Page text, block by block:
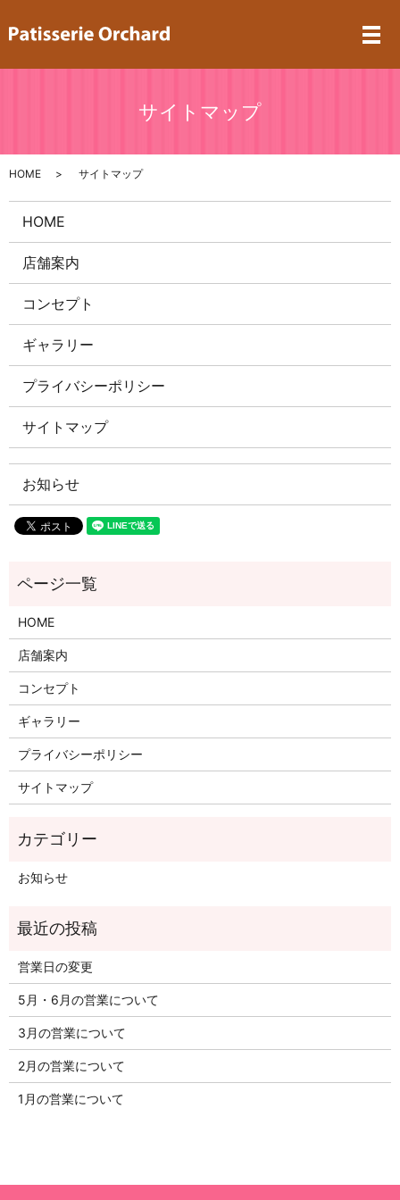
メ
サイトマップ
HOME サイトマップ
HOME
店舗案内
コンセプト
ギャラリー
プライバシーポリシー
サイトマップ
お知らせ
HOME
店舗案内
コンセプト
ギャラリー
プライバシーポリシー
サイトマップ
お知らせ
営業日の変更
5月・6月の営業について
3月の営業について
2月の営業について
1月の営業について